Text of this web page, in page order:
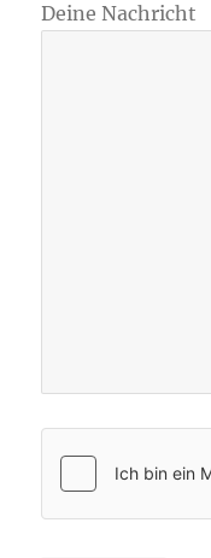
Deine Nachricht